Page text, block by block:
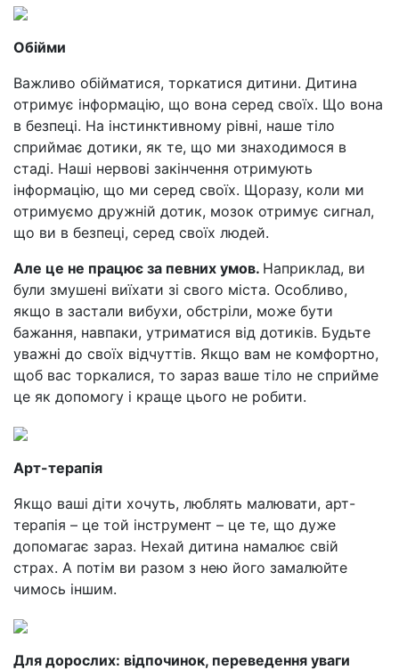
Обійми
Важливо обійматися, торкатися дитини. Дитина
отримує інформацію, що вона серед своїх. Що вона
в безпеці. На інстинктивному рівні, наше тіло
сприймає дотики, як те, що ми знаходимося в
стаді. Наші нервові закінчення отримують
інформацію, що ми серед своїх. Щоразу, коли ми
отримуємо дружній дотик, мозок отримує сигнал,
що ви в безпеці, серед своїх людей.
Але це не працює за певних умов. Наприклад, ви
були змушені виїхати зі свого міста. Особливо,
якщо в застали вибухи, обстріли, може бути
бажання, навпаки, утриматися від дотиків. Будьте
уважні до своїх відчуттів. Якщо вам не комфортно,
щоб вас торкалися, то зараз ваше тіло не сприйме
це як допомогу і краще цього не робити.
Арт-терапія
Якщо ваші діти хочуть, люблять малювати, арт-
терапія – це той інструмент – це те, що дуже
допомагає зараз. Нехай дитина намалює свій
страх. А потім ви разом з нею його замалюйте
чимось іншим.
Для дорослих: відпочинок, переведення уваги